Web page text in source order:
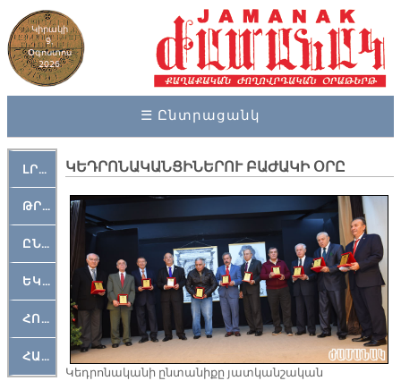
Կիրակի
9,
Օգոստոս
2026
☰ Ընտրացանկ
ԼՐԱՀՈՍ
ԹՐՔԱՀԱՅ ԿԵԱՆՔ
ԸՆԿԵՐԱՄՇԱԿՈՒԹԱՅԻՆ
ԵԿԵՂԵՑԱԿԱՆ
ՀՈԳԵՄՏԱՒՈՐ
ՀԱՐԹԱԿ
ԿԵԴՐՈՆԱԿԱՆՑԻՆԵՐՈՒ ԲԱԺԱԿԻ ՕՐԸ
Կեդրոնականի ընտանիքը յատկանշական